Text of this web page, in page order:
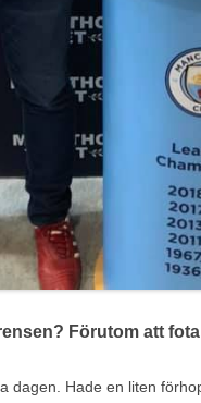
Förutom att
dagen. Hade en liten